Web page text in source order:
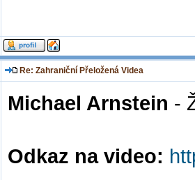
Re: Zahraniční Přeložená Videa
Michael Arnstein -
Odkaz na video: